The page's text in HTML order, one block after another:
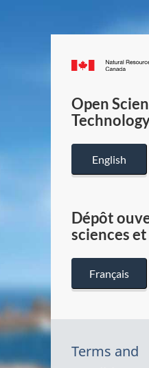
Open
English
Dépôt
sciences
Français
Terms and